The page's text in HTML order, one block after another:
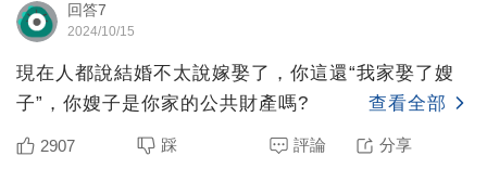
回答7
2024/10/15
現在人都說結婚不太說嫁娶了，你這還“我家娶了嫂
子”，你嫂子是你家的公共財產嗎?
查看全部
2907 踩 評論 分享